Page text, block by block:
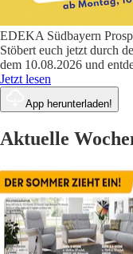
EDEKA Südbayern
Stöbert euch jetzt durch
dem 10.08.2026 und
Jetzt lesen
App herunterladen!
Aktuelle